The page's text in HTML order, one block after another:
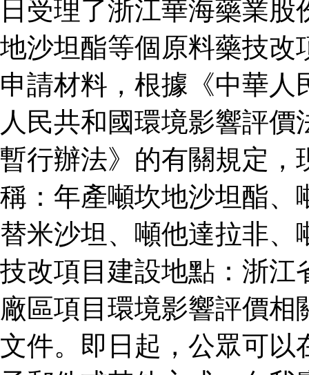
日受理了浙江華海藥業
地沙坦酯等個原料藥技改
申請材料，根據《中華
人民共和國環境影響評
暫行辦法》的有關規定，
稱：年產噸坎地沙坦酯、
替米沙坦、噸他達拉非
技改項目建設地點：浙江
廠區項目環境影響評價
文件。即日起，公眾可以